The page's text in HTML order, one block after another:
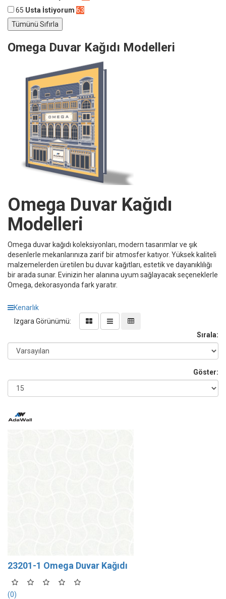
65 Usta İstiyorum 63
Omega Duvar Kağıdı Modelleri
Omega Duvar Kağıdı
Modelleri
Omega duvar kağıdı koleksiyonları, modern tasarımlar ve şık
desenlerle mekanlarınıza zarif bir atmosfer katıyor. Yüksek kaliteli
malzemelerden üretilen bu duvar kağıtları, estetik ve dayanıklılığı
bir arada sunar. Evinizin her alanına uyum sağlayacak seçeneklerle
Omega, dekorasyonda fark yaratır.
Kenarlık
Izgara Görünümü:
Sırala:
Göster:
23201-1 Omega Duvar Kağıdı
(0)